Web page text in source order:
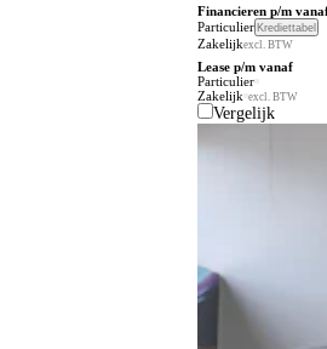
Financieren p/m
ParticulierKrediettabel
Zakelijkexcl. BTW
Lease p/m vanaf
Particulier
Zakelijk excl. BTW
Vergelijk